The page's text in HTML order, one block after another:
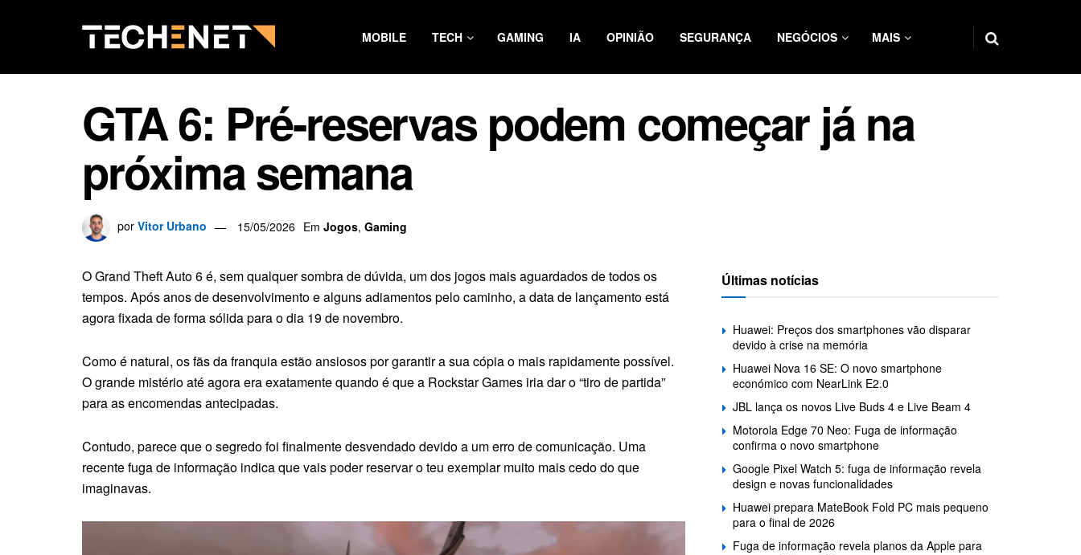
MOBILE TECH GAMING IA OPINIÃO SEGURANÇA NEGÓCIOS MAIS
GTA 6: Pré-reservas podem começar já na
próxima semana
por Vitor Urbano 15/05/2026 Em Jogos, Gaming
O Grand Theft Auto 6 é, sem qualquer sombra de dúvida, um dos jogos mais aguardados de todos os
tempos. Após anos de desenvolvimento e alguns adiamentos pelo caminho, a data de lançamento está
agora fixada de forma sólida para o dia 19 de novembro.
Como é natural, os fãs da franquia estão ansiosos por garantir a sua cópia o mais rapidamente possível.
O grande mistério até agora era exatamente quando é que a Rockstar Games iria dar o “tiro de partida”
para as encomendas antecipadas.
Contudo, parece que o segredo foi finalmente desvendado devido a um erro de comunicação. Uma
recente fuga de informação indica que vais poder reservar o teu exemplar muito mais cedo do que
imaginavas.
Últimas notícias
Huawei: Preços dos smartphones vão disparar
devido à crise na memória
Huawei Nova 16 SE: O novo smartphone
económico com NearLink E2.0
JBL lança os novos Live Buds 4 e Live Beam 4
Motorola Edge 70 Neo: Fuga de informação
confirma o novo smartphone
Google Pixel Watch 5: fuga de informação revela
design e novas funcionalidades
Huawei prepara MateBook Fold PC mais pequeno
para o final de 2026
Fuga de informação revela planos da Apple para